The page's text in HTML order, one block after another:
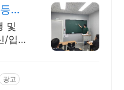
부
및
/입
광고